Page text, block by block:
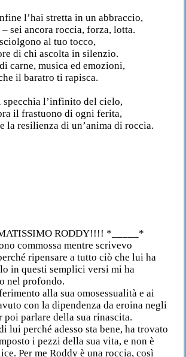
l’hai stretta in un abbraccio,
sei ancora roccia, forza, lotta.
al tuo tocco,
di chi ascolta in silenzio.
carne, musica ed emozioni,
il baratro ti rapisca.
specchia l’infinito del cielo,
il frastuono di ogni ferita,
la resilienza di un’anima di roccia.
RODDY!!!! *_____*
commossa mentre scrivevo
ripensare a tutto ciò che lui ha
in questi semplici versi mi ha
nel profondo.
alla sua omosessualità e ai
con la dipendenza da eroina negli
poi parlare della sua rinascita.
lui perché adesso sta bene, ha trovato
i pezzi della sua vita, e non è
Per me Roddy è una roccia, così